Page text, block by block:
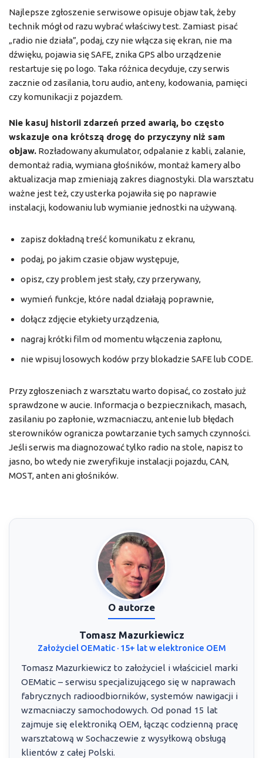
Najlepsze zgłoszenie serwisowe opisuje objaw tak, żeby
technik mógł od razu wybrać właściwy test. Zamiast pisać
„radio nie działa”, podaj, czy nie włącza się ekran, nie ma
dźwięku, pojawia się SAFE, znika GPS albo urządzenie
restartuje się po logo. Taka różnica decyduje, czy serwis
zacznie od zasilania, toru audio, anteny, kodowania, pamięci
czy komunikacji z pojazdem.
Nie kasuj historii zdarzeń przed awarią, bo często
wskazuje ona krótszą drogę do przyczyny niż sam
objaw. Rozładowany akumulator, odpalanie z kabli, zalanie,
demontaż radia, wymiana głośników, montaż kamery albo
aktualizacja map zmieniają zakres diagnostyki. Dla warsztatu
ważne jest też, czy usterka pojawiła się po naprawie
instalacji, kodowaniu lub wymianie jednostki na używaną.
zapisz dokładną treść komunikatu z ekranu,
podaj, po jakim czasie objaw występuje,
opisz, czy problem jest stały, czy przerywany,
wymień funkcje, które nadal działają poprawnie,
dołącz zdjęcie etykiety urządzenia,
nagraj krótki film od momentu włączenia zapłonu,
nie wpisuj losowych kodów przy blokadzie SAFE lub CODE.
Przy zgłoszeniach z warsztatu warto dopisać, co zostało już
sprawdzone w aucie. Informacja o bezpiecznikach, masach,
zasilaniu po zapłonie, wzmacniaczu, antenie lub błędach
sterowników ogranicza powtarzanie tych samych czynności.
Jeśli serwis ma diagnozować tylko radio na stole, napisz to
jasno, bo wtedy nie zweryfikuje instalacji pojazdu, CAN,
MOST, anten ani głośników.
O autorze
Tomasz Mazurkiewicz
Założyciel OEMatic · 15+ lat w elektronice OEM
Tomasz Mazurkiewicz to założyciel i właściciel marki
OEMatic – serwisu specjalizującego się w naprawach
fabrycznych radioodbiorników, systemów nawigacji i
wzmacniaczy samochodowych. Od ponad 15 lat
zajmuje się elektroniką OEM, łącząc codzienną pracę
warsztatową w Sochaczewie z wysyłkową obsługą
klientów z całej Polski.